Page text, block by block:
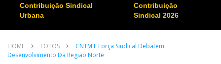
Contribuição Sindical
Urbana
Contribuição
Sindical 2026
HOME FOTOS
CNTM E Força Sindical Debatem
Desenvolvimento Da Região Norte